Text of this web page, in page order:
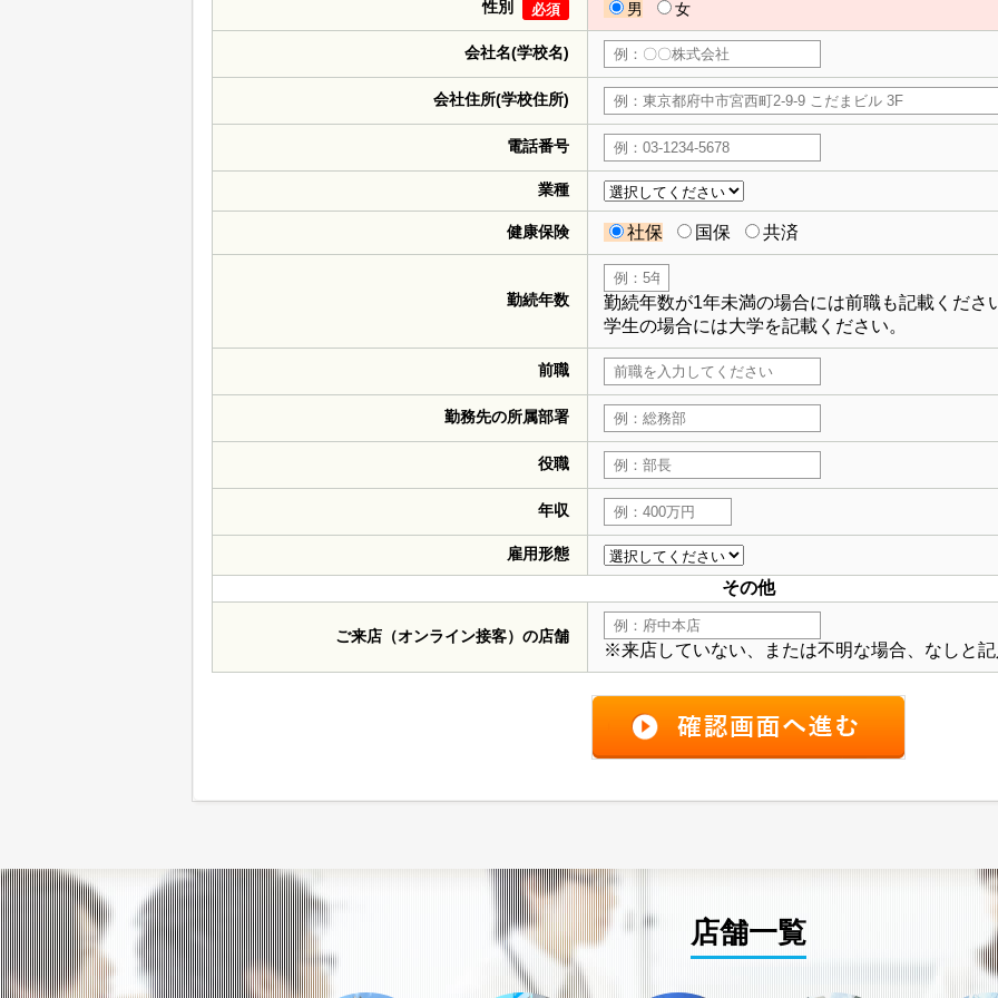
性別 必須 男 女
会社名(学校名)
会社住所(学校住所)
電話番号
業種
健康保険 社保 国保 共済
勤続年数
勤続年数が1年未満の場合には前職も記載くださ
学生の場合には大学を記載ください。
前職
勤務先の所属部署
役職
年収
雇用形態
その他
ご来店（オンライン接客）の店舗
※来店していない、または不明な場合、なしと
店舗一覧